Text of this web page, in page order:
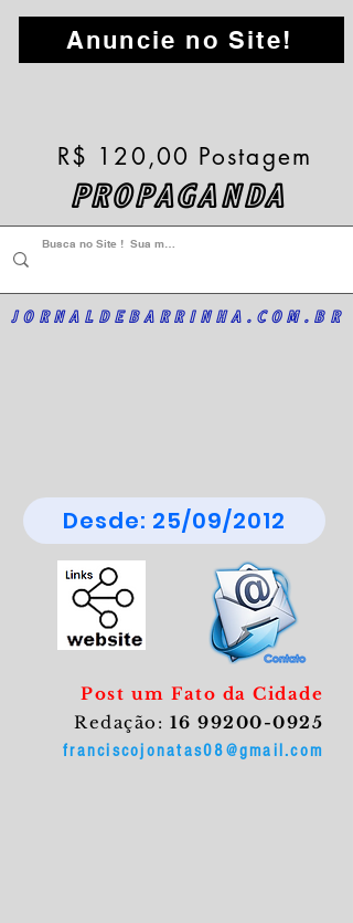
Anuncie no Site!
PROPAGANDA
R$ 120,00 Postagem
JORNALDEBARRINHA.COM.BR
Desde: 25/09/2012
Post um Fato da Cidade
Redação: 16 99200-0925
franciscojonatas08@gmail.com